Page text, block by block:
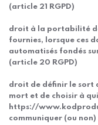
(article 21 RGPD)
droit à la portabilité
fournies, lorsque ces
automatisés fondés
(article 20 RGPD)
droit de définir le sort
mort et de choisir à qui
https://
communiquer (ou non)